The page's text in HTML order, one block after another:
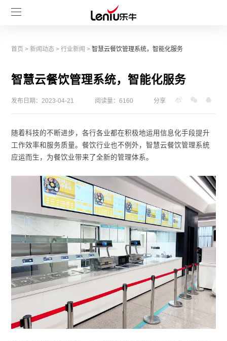
首页 >新闻动态 >行业新闻 >智慧云餐饮管理系统，智能化服务
智慧云餐饮管理系统，智能化服务
发布日期：2023-04-21 阅读量：6160 分享
随着科技的不断进步，各行各业都在积极地运用信息化手段提升
工作效率和服务质量。餐饮行业也不例外，智慧云餐饮管理系统
应运而生，为餐饮业带来了全新的管理体系。